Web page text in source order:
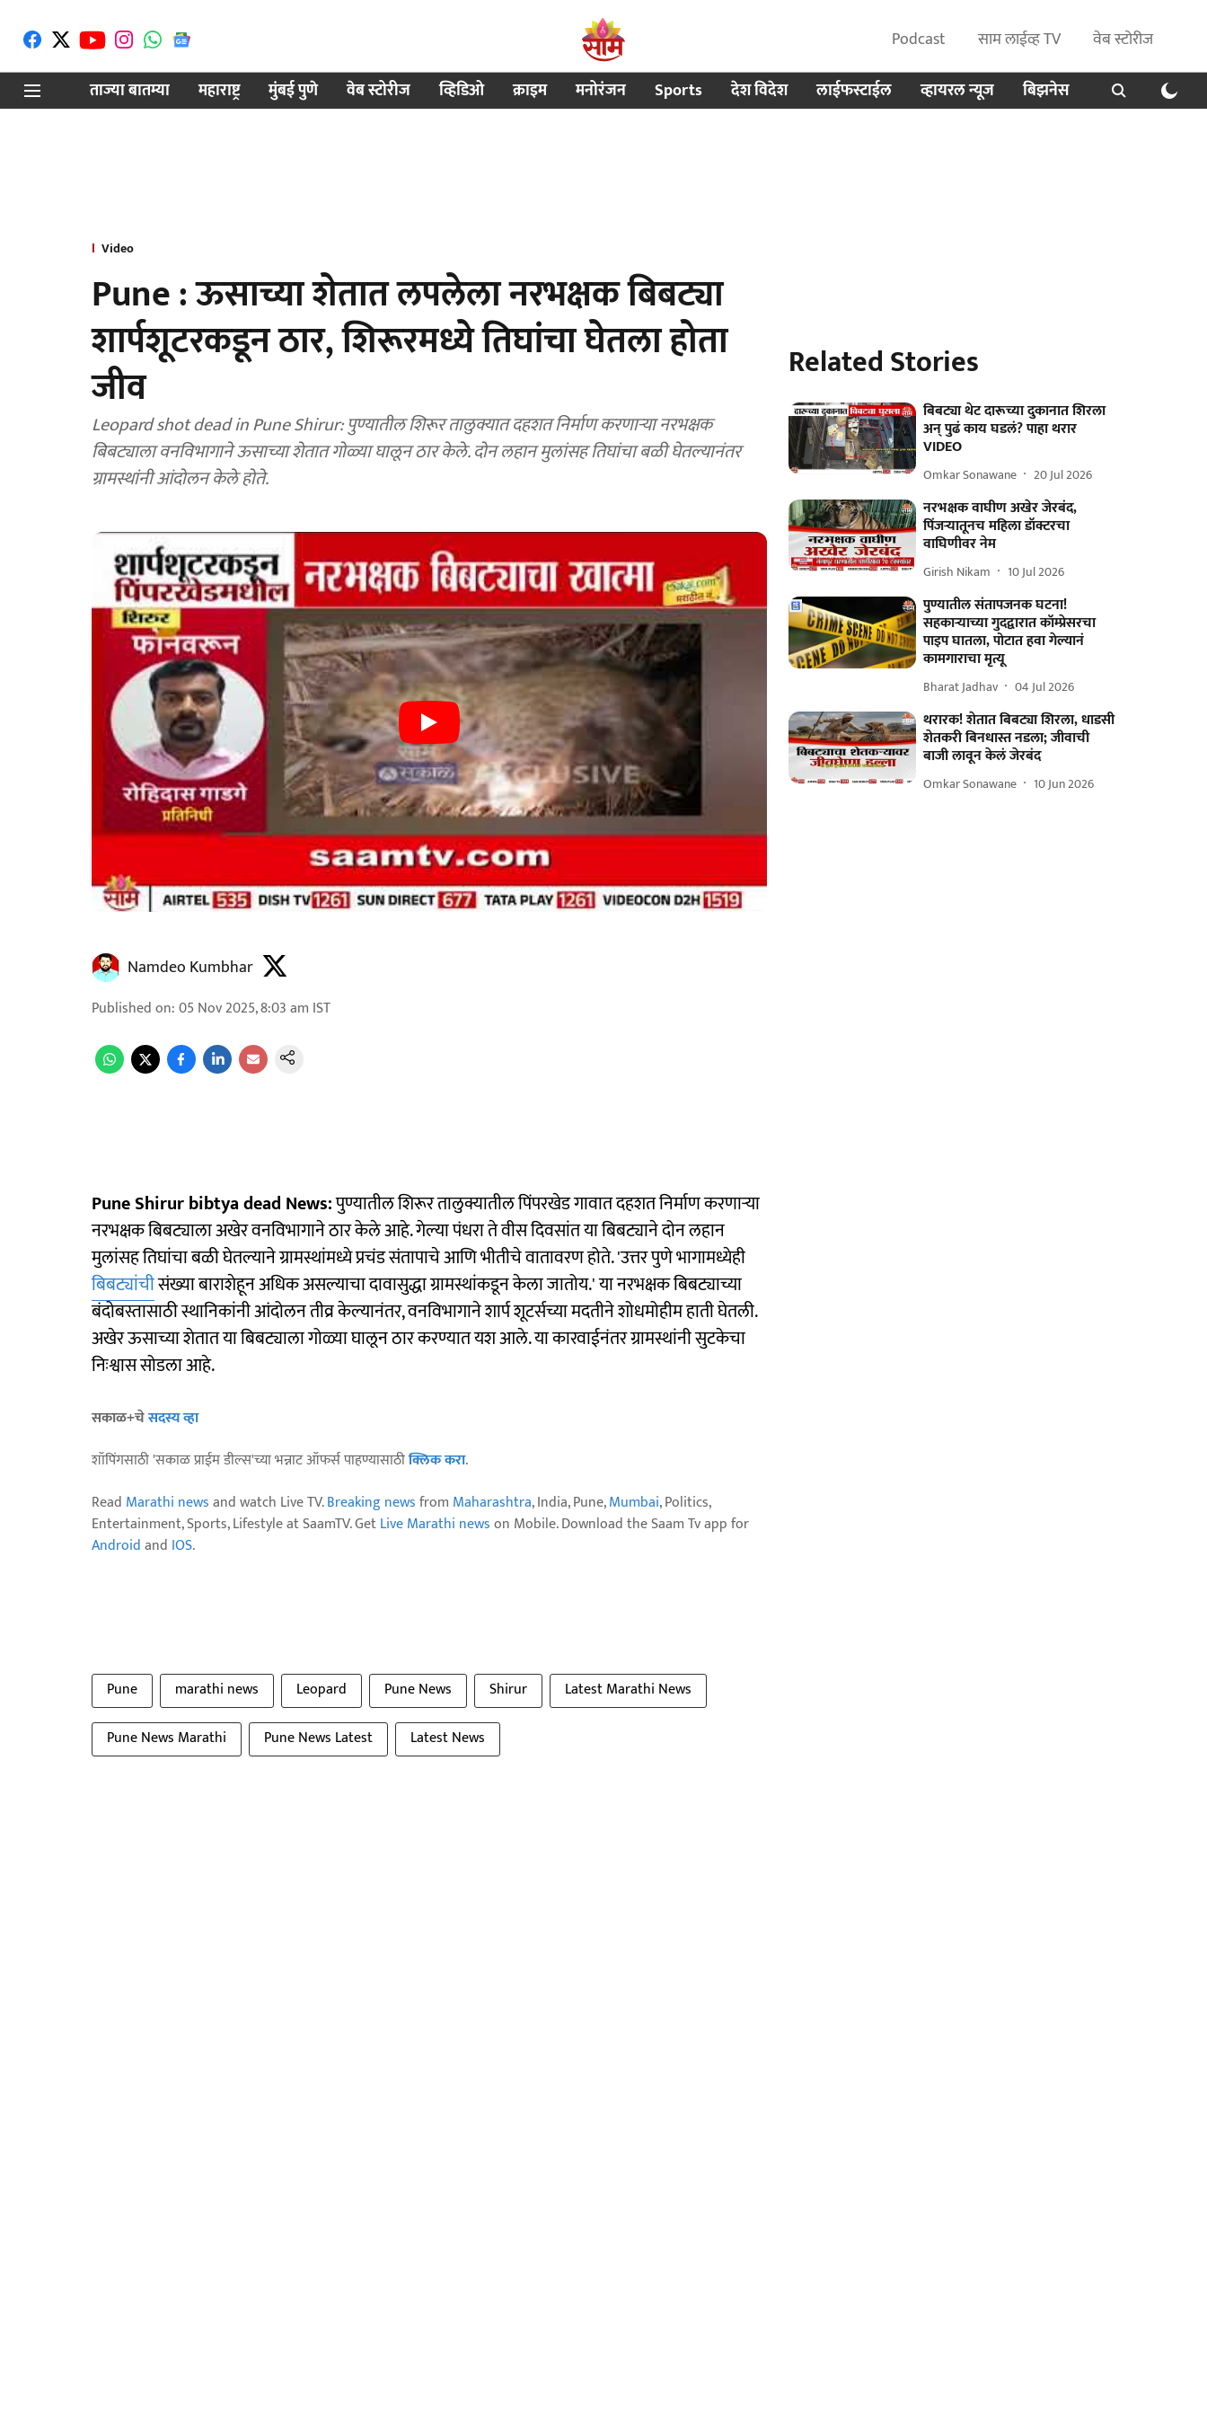
Podcast साम लाईव्ह TV
वेब स्टोरीज
ताज्या बातम्या
महाराष्ट्र मुंबई पुणे वेब स्टोरीज व्हिडिओ क्राइम मनोरंजन Sports देश विदेश लाईफस्टाईल व्हायरल न्यूज बिझनेस
Video
Pune : ऊसाच्या शेतात लपलेला नरभक्षक बिबट्या
शार्पशूटरकडून ठार, शिरूरमध्ये तिघांचा घेतला होता
जीव
Leopard shot dead in Pune Shirur: पुण्यातील शिरूर तालुक्यात दहशत निर्माण करणाऱ्या नरभक्षक
बिबट्याला वनविभागाने ऊसाच्या शेतात गोळ्या घालून ठार केले. दोन लहान मुलांसह तिघांचा बळी घेतल्यानंतर
ग्रामस्थांनी आंदोलन केले होते.
Namdeo Kumbhar
Published on:05 Nov 2025, 8:03 am IST
Pune Shirur bibtya dead News:पुण्यातील शिरूर तालुक्यातील पिंपरखेड गावात दहशत निर्माण करणाऱ्या
नरभक्षक बिबट्याला अखेर वनविभागाने ठार केले आहे. गेल्या पंधरा ते वीस दिवसांत या बिबट्याने दोन लहान
मुलांसह तिघांचा बळी घेतल्याने ग्रामस्थांमध्ये प्रचंड संतापाचे आणि भीतीचे वातावरण होते. 'उत्तर पुणे भागामध्येही
बिबट्यांचीसंख्या बाराशेहून अधिक असल्याचा दावासुद्धा ग्रामस्थांकडून केला जातोय.' या नरभक्षक बिबट्याच्या
बंदोबस्तासाठी स्थानिकांनी आंदोलन तीव्र केल्यानंतर, वनविभागाने शार्प शूटर्सच्या मदतीने शोधमोहीम हाती घेतली.
अखेर ऊसाच्या शेतात या बिबट्याला गोळ्या घालून ठार करण्यात यश आले. या कारवाईनंतर ग्रामस्थांनी सुटकेचा
निःश्वास सोडला आहे.
सकाळ+चेसदस्य व्हा
शॉपिंगसाठी 'सकाळ प्राईम डील्स'च्या भन्नाट ऑफर्स पाहण्यासाठीक्लिक करा.
Read Marathi newsand watch Live TV.Breaking newsfrom Maharashtra, India, Pune,Mumbai, Politics,
Entertainment, Sports, Lifestyle at SaamTV. GetLive Marathi newson Mobile. Download the Saam Tv app for
Androidand IOS.
Pune marathi news Leopard Pune News Shirur
Latest Marathi News
Pune News Marathi
Pune News Latest Latest News
Related Stories
बिबट्या थेट दारूच्या दुकानात शिरला
अन् पुढं काय घडलं? पाहा थरार
VIDEO
Omkar Sonawane 20 Jul 2026
नरभक्षक वाघीण अखेर जेरबंद,
पिंजऱ्यातूनच महिला डॉक्टरचा
वाघिणीवर नेम
Girish Nikam 10 Jul 2026
पुण्यातील संतापजनक घटना!
सहकाऱ्याच्या गुदद्वारात कॉम्प्रेसरचा
पाइप घातला, पोटात हवा गेल्यानं
कामगाराचा मृत्यू
Bharat Jadhav 04 Jul 2026
थरारक! शेतात बिबट्या शिरला, धाडसी
शेतकरी बिनधास्त नडला; जीवाची
बाजी लावून केलं जेरबंद
Omkar Sonawane 10 Jun 2026